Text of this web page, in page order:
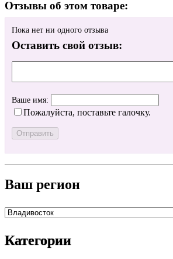
Отзывы об этом товаре:
Пока нет ни одного отзыва
Оставить свой отзыв:
Ваше имя:
Пожалуйста, поставьте галочку.
Ваш регион
Категории